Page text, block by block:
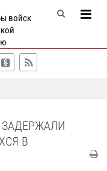
войск
В